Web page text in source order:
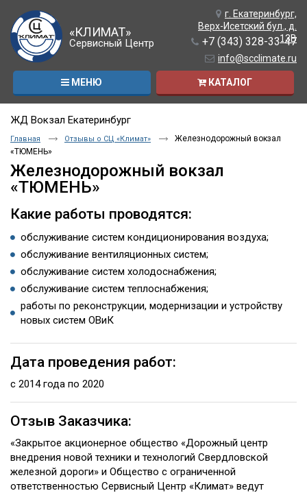
«КЛИМАТ»
Сервисный Центр
г. Екатеринбург,
Верх-Исетский бул., д.
13В
info@scclimate.ru
+7 (343) 328-33-47
МЕНЮ КАТАЛОГ
ЖД Вокзал Екатеринбург
Главная Отзывы о СЦ «Климат»
Железнодорожный вокзал
«ТЮМЕНЬ»
Железнодорожный вокзал
«ТЮМЕНЬ»
Какие работы проводятся:
обслуживание систем кондиционирования воздуха;
обслуживание вентиляционных систем;
обслуживание систем холодоснабжения;
обслуживание систем теплоснабжения;
работы по реконструкции, модернизации и устройству
новых систем ОВиК
Дата проведения работ:
с 2014 года по 2020
Отзыв Заказчика:
«Закрытое акционерное общество «Дорожный центр
внедрения новой техники и технологий Свердловской
железной дороги» и Общество с ограниченной
ответственностью Сервисный Центр «Климат» ведут